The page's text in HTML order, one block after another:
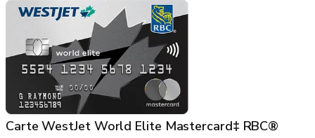
Carte WestJet World Elite Mastercard‡ RBC®